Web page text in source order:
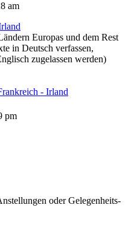
am
Europas und dem Rest
in Deutsch verfassen,
zugelassen werden)
- Irland
pm
oder Gelegenheits-